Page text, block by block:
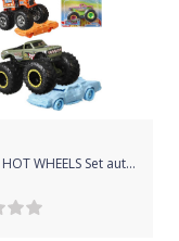
MATTEL HOT WHEELS Set auto Monster Trucks + angličák různé druhy kov